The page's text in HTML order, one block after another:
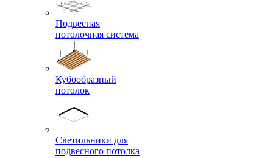
Подвесная
потолочная система
Кубообразный
потолок
Светильники для
подвесного потолка